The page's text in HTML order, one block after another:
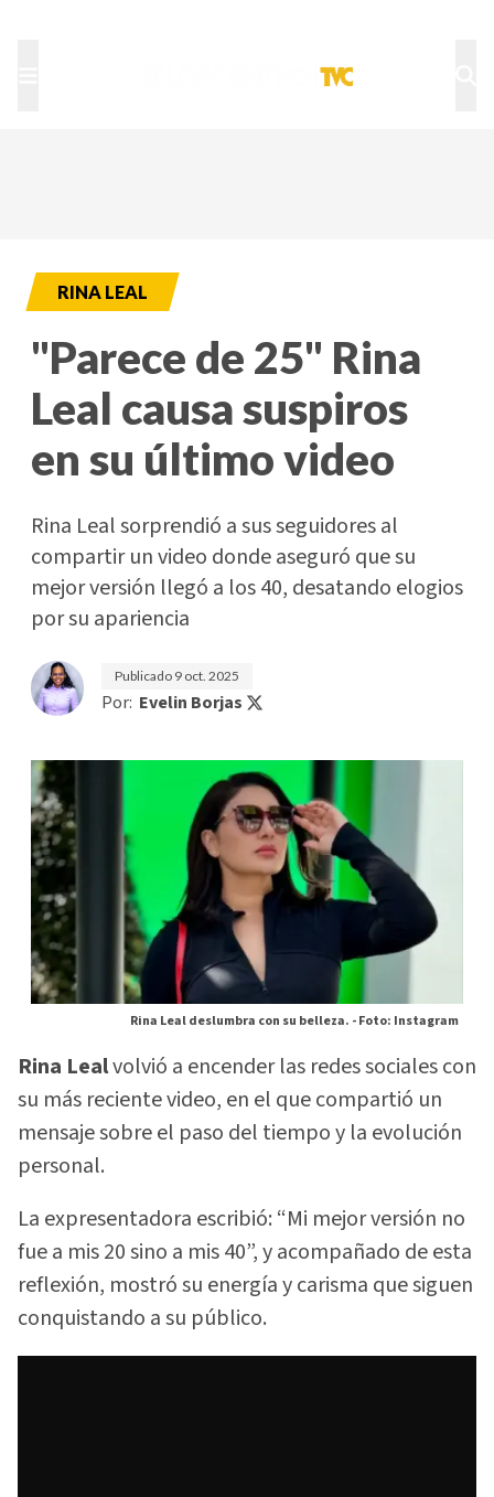
RINA LEAL
"Parece de 25" Rina
Leal causa suspiros
en su último video
Rina Leal sorprendió a sus seguidores al
compartir un video donde aseguró que su
mejor versión llegó a los 40, desatando elogios
por su apariencia
Publicado 9 oct. 2025
Por: Evelin Borjas
Rina Leal deslumbra con su belleza. -Foto: Instagram
Rina Lealvolvió a encender las redes sociales con
su más reciente video, en el que compartió un
mensaje sobre el paso del tiempo y la evolución
personal.
La expresentadora escribió: “Mi mejor versión no
fue a mis 20 sino a mis 40”, y acompañado de esta
reflexión, mostró su energía y carisma que siguen
conquistando a su público.